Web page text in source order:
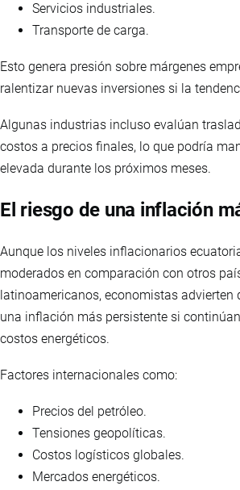
Servicios industriales.
Transporte de carga.
Esto genera presión sobre márgenes
ralentizar nuevas inversiones si la
Algunas industrias incluso evalúan
costos a precios finales, lo que podría
elevada durante los próximos meses.
El riesgo de una inflación
Aunque los niveles inflacionarios
moderados en comparación con otros
latinoamericanos, economistas advierten
una inflación más persistente si
costos energéticos.
Factores internacionales como:
Precios del petróleo.
Tensiones geopolíticas.
Costos logísticos globales.
Mercados energéticos.